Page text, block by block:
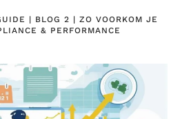
| BLOG 2 | ZO VOORKOM JE
& PERFORMANCE